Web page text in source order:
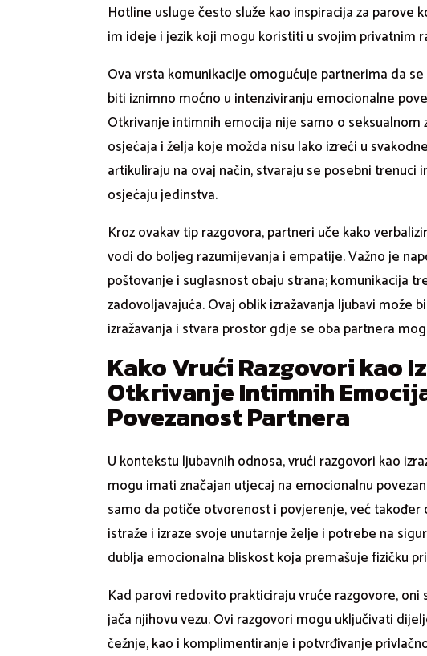
Hotline usluge često služe kao inspiracija za parove
im ideje i jezik koji mogu koristiti u svojim privatnim
Ova vrsta komunikacije omogućuje partnerima da
biti iznimno moćno u intenziviranju emocionalne
Otkrivanje intimnih emocija nije samo o seksualnom
osjećaja i želja koje možda nisu lako izreći u
artikuliraju na ovaj način, stvaraju se posebni
osjećaju jedinstva.
Kroz ovakav tip razgovora, partneri uče kako
vodi do boljeg razumijevanja i empatije. Važno je
poštovanje i suglasnost obaju strana; komunikacija
zadovoljavajuća. Ovaj oblik izražavanja ljubavi može
izražavanja i stvara prostor gdje se oba partnera
Kako Vrući Razgovori kao
Otkrivanje Intimnih
Povezanost Partnera
U kontekstu ljubavnih odnosa, vrući razgovori kao
mogu imati značajan utjecaj na emocionalnu
samo da potiče otvorenost i povjerenje, već
istraže i izraze svoje unutarnje želje i potrebe na
dublja emocionalna bliskost koja premašuje fizičku
Kad parovi redovito prakticiraju vruće razgovore,
jača njihovu vezu. Ovi razgovori mogu uključivati
čežnje, kao i komplimentiranje i potvrđivanje